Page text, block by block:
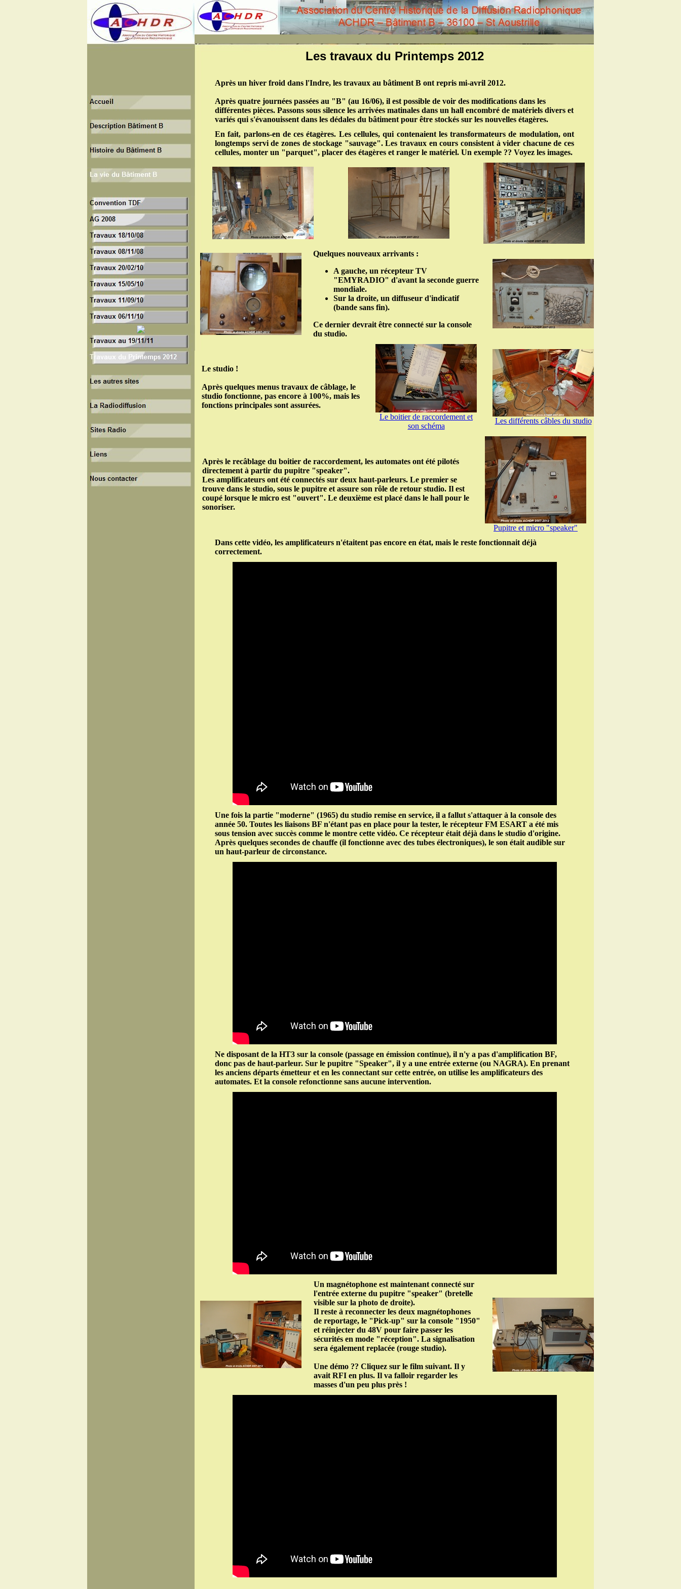
Les travaux du Printemps 2012
Après un hiver froid dans l'Indre, les travaux au bâtiment B ont repris mi-avril 2012.
Après quatre journées passées au "B" (au 16/06), il est possible de voir des modifications dans les
différentes pièces. Passons sous silence les arrivées matinales dans un hall encombré de matériels divers et
variés qui s'évanouissent dans les dédales du bâtiment pour être stockés sur les nouvelles étagères.
En fait, parlons-en de ces étagères. Les cellules, qui contenaient les transformateurs de modulation, ont
longtemps servi de zones de stockage "sauvage". Les travaux en cours consistent à vider chacune de ces
cellules, monter un "parquet", placer des étagères et ranger le matériel. Un exemple ?? Voyez les images.
Quelques nouveaux arrivants :
A gauche, un récepteur TV
"EMYRADIO" d'avant la seconde guerre
mondiale.
Sur la droite, un diffuseur d'indicatif
(bande sans fin).
Ce dernier devrait être connecté sur la console
du studio.
Le studio !
Après quelques menus travaux de câblage, le
studio fonctionne, pas encore à 100%, mais les
fonctions principales sont assurées.
Le boitier de raccordement et
son schéma
Les différents câbles du studio
Après le recâblage du boitier de raccordement, les automates ont été pilotés
directement à partir du pupitre "speaker".
Les amplificateurs ont été connectés sur deux haut-parleurs. Le premier se
trouve dans le studio, sous le pupitre et assure son rôle de retour studio. Il est
coupé lorsque le micro est "ouvert". Le deuxième est placé dans le hall pour le
sonoriser.
Pupitre et micro "speaker"
Dans cette vidéo, les amplificateurs n'étaitent pas encore en état, mais le reste fonctionnait déjà
correctement.
Une fois la partie "moderne" (1965) du studio remise en service, il a fallut s'attaquer à la console des
année 50. Toutes les liaisons BF n'étant pas en place pour la tester, le récepteur FM ESART a été mis
sous tension avec succès comme le montre cette vidéo. Ce récepteur était déjà dans le studio d'origine.
Après quelques secondes de chauffe (il fonctionne avec des tubes électroniques), le son était audible sur
un haut-parleur de circonstance.
Ne disposant de la HT3 sur la console (passage en émission continue), il n'y a pas d'amplification BF,
donc pas de haut-parleur. Sur le pupitre "Speaker", il y a une entrée externe (ou NAGRA). En prenant
les anciens départs émetteur et en les connectant sur cette entrée, on utilise les amplificateurs des
automates. Et la console refonctionne sans aucune intervention.
Un magnétophone est maintenant connecté sur
l'entrée externe du pupitre "speaker" (bretelle
visible sur la photo de droite).
Il reste à reconnecter les deux magnétophones
de reportage, le "Pick-up" sur la console "1950"
et réinjecter du 48V pour faire passer les
sécurités en mode "réception". La signalisation
sera également replacée (rouge studio).
Une démo ?? Cliquez sur le film suivant. Il y
avait RFI en plus. Il va falloir regarder les
masses d'un peu plus près !